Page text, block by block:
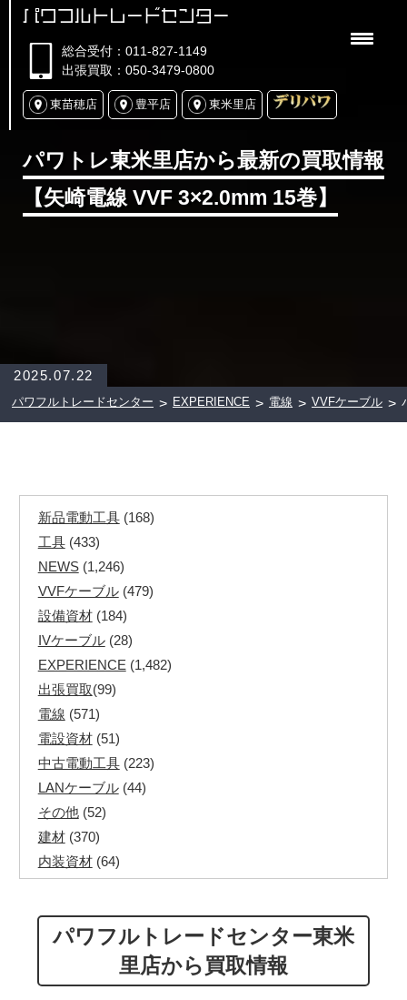
パワフルトレードセンター
総合受付：011-827-1149
出張買取：050-3479-0800
東苗穂店 豊平店 東米里店
パワトレ東米里店から最新の買取情報
【矢崎電線 VVF 3×2.0mm 15巻】
2025.07.22
パワフルトレードセンター > EXPERIENCE > 電線 > VVFケーブル >
新品電動工具(168)
工具(433)
NEWS(1,246)
VVFケーブル(479)
設備資材(184)
IVケーブル(28)
EXPERIENCE (1,482)
出張買取(99)
電線 (571)
電設資材(51)
中古電動工具(223)
LANケーブル(44)
その他(52)
建材(370)
内装資材(64)
その他ツール (48)
その他建築資材(113)
パワフルトレードセンター東米
里店から買取情報